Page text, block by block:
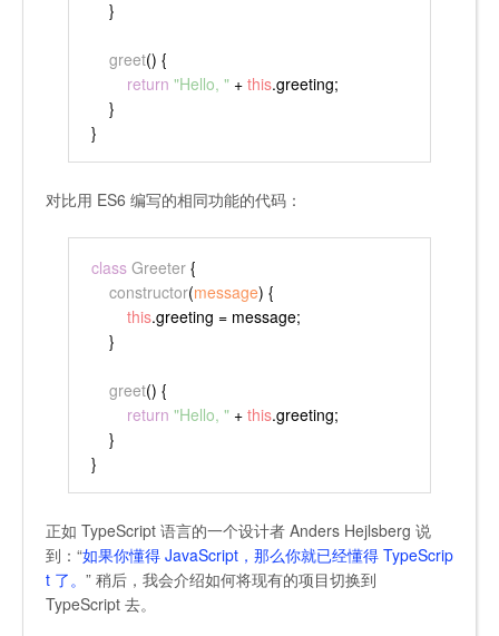
    }
greet() {
return "Hello, " + this.greeting;
    }
}
对比用 ES6 编写的相同功能的代码：
class Greeter {
constructor(message) {
this.greeting = message;
    }
greet() {
return "Hello, " + this.greeting;
    }
}
正如 TypeScript 语言的一个设计者 Anders Hejlsberg 说
到：“如果你懂得 JavaScript，那么你就已经懂得 TypeScrip
t 了。 ” 稍后，我会介绍如何将现有的项目切换到
TypeScript 去。